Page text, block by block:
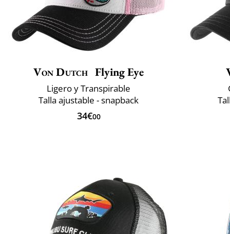
Von Dutch Flying Eye
Ligero y Transpirable
Talla ajustable - snapback
34€00